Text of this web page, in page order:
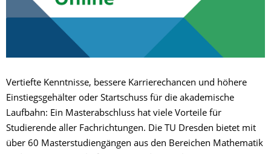
Vertiefte Kenntnisse, bessere Karrierechancen und höhere
Einstiegsgehälter oder Startschuss für die akademische
Laufbahn: Ein Masterabschluss hat viele Vorteile für
Studierende aller Fachrichtungen. Die TU Dresden bietet mit
über 60 Masterstudiengängen aus den Bereichen Mathematik